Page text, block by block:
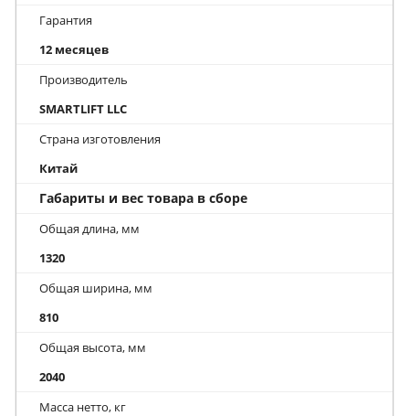
Гарантия
12 месяцев
Производитель
SMARTLIFT LLC
Страна изготовления
Китай
Габариты и вес товара в сборе
Общая длина, мм
1320
Общая ширина, мм
810
Общая высота, мм
2040
Масса нетто, кг